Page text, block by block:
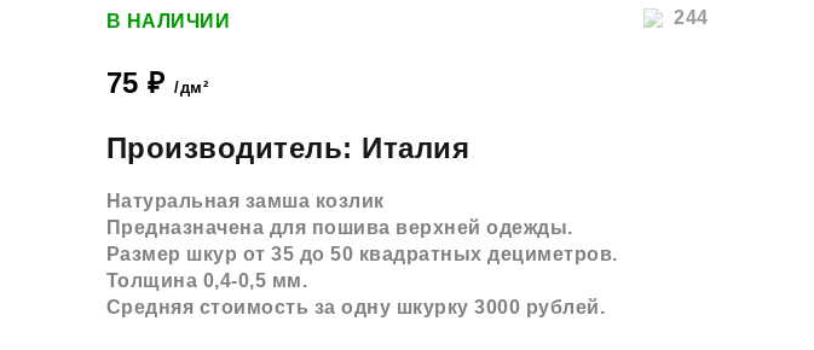
244
В НАЛИЧИИ
75₽ /дм²
Производитель: Италия
Натуральная замша козлик
Предназначена для пошива верхней одежды.
Размер шкур от 35 до 50 квадратных дециметров.
Толщина 0,4-0,5 мм.
Средняя стоимость за одну шкурку 3000 рублей.